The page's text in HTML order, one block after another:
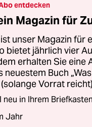
entdecken
Magazin für
unser Magazin für
bietet jährlich vier
erhalten Sie eine
neuestem Buch
Vorrat
in Ihrem Briefkasten
Jahr